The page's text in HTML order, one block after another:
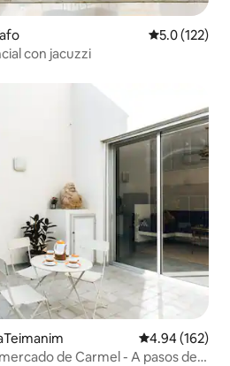
Calificación
5.0 (122)
con jacuzzi
Calificación
4.94 (162)
de Carmel - A pasos de